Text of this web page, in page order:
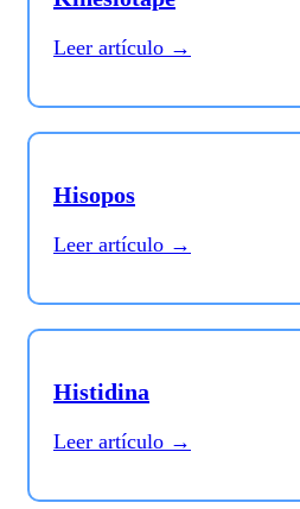
Leer artículo →
Hisopos
Leer artículo →
Histidina
Leer artículo →